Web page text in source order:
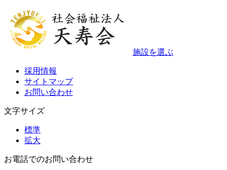
施設を選ぶ
採用情報
サイトマップ
お問い合わせ
文字サイズ
標準
拡大
お電話でのお問い合わせ